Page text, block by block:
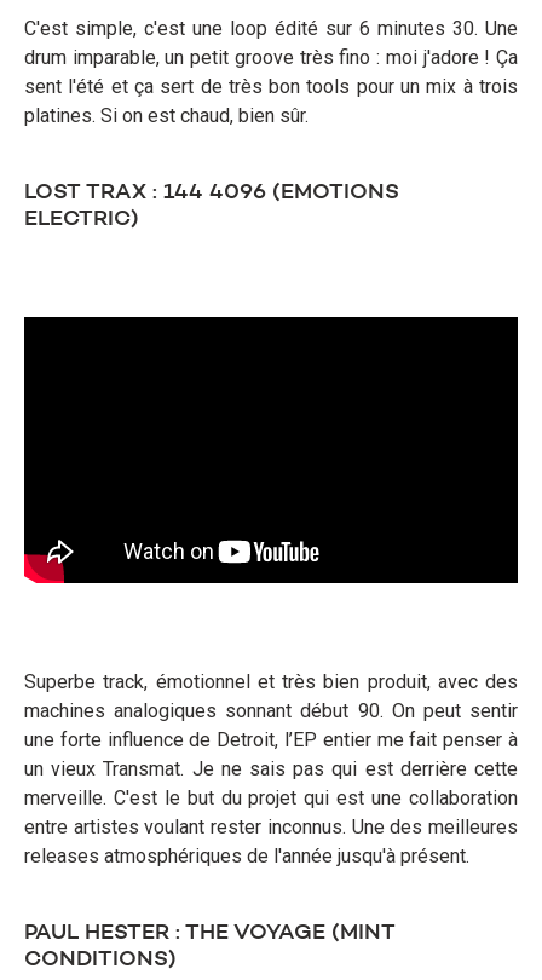
C'est simple, c'est une loop édité sur 6 minutes 30. Une
drum imparable, un petit groove très fino : moi j'adore ! Ça
sent l'été et ça sert de très bon tools pour un mix à trois
platines. Si on est chaud, bien sûr.
LOST TRAX : 144 4096 (EMOTIONS
ELECTRIC)
Superbe track, émotionnel et très bien produit, avec des
machines analogiques sonnant début 90. On peut sentir
une forte influence de Detroit, l’EP entier me fait penser à
un vieux Transmat. Je ne sais pas qui est derrière cette
merveille. C'est le but du projet qui est une collaboration
entre artistes voulant rester inconnus. Une des meilleures
releases atmosphériques de l'année jusqu'à présent.
PAUL HESTER : THE VOYAGE (MINT
CONDITIONS)